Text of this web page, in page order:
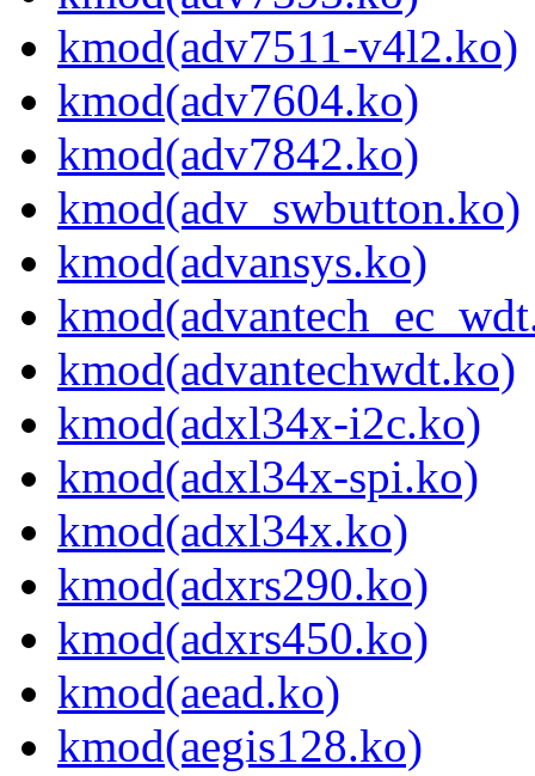
kmod(adv7511-v4l2.ko)
kmod(adv7604.ko)
kmod(adv7842.ko)
kmod(adv_swbutton.ko)
kmod(advansys.ko)
kmod(advantechwdt.ko)
kmod(adxl34x-i2c.ko)
kmod(adxl34x-spi.ko)
kmod(adxl34x.ko)
kmod(adxrs290.ko)
kmod(adxrs450.ko)
kmod(aead.ko)
kmod(aegis128.ko)